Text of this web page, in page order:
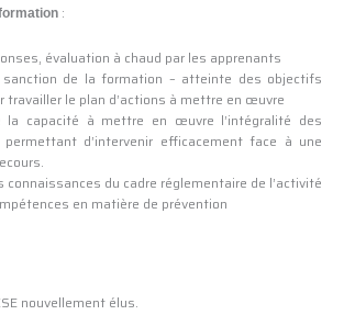
:
évaluation à chaud par les apprenants
sanction de la formation – atteinte des objectifs
travailler le plan d’actions à mettre en œuvre
la capacité à mettre en œuvre l’intégralité des
permettant d’intervenir efficacement face à une
connaissances du cadre réglementaire de l’activité
en matière de prévention
nouvellement élus.